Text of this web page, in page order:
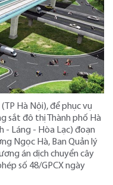
Hà Nội), để phục vụ
sắt đô thị Thành phố Hà
- Láng - Hòa Lạc) đoạn
Ngọc Hà, Ban Quản lý
án dịch chuyển cây
số 48/GPCX ngày